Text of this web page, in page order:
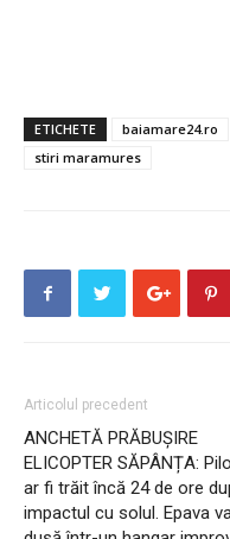
ETICHETE baiamare24.ro
stiri maramures
Articolul precedent
ANCHETĂ PRĂBUȘIRE
ELICOPTER SĂPÂNȚA:
ar fi trăit încă 24 de ore
impactul cu solul. Epava